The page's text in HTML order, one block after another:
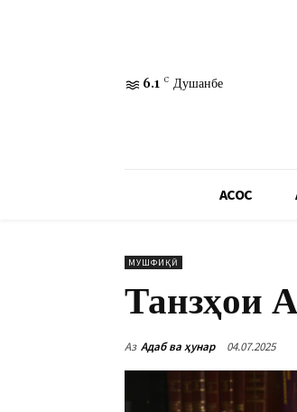
6.1 C Душанбе
АСОСӢ
МУШФИҚӢ
Танзҳои
Аз Адаб ва ҳунар 04.07.2025